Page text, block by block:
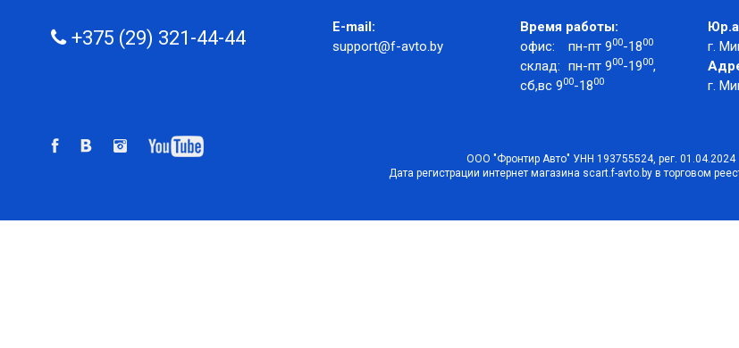
+375 (29) 321-44-44
E-mail:
support@f-avto.by
Время работы:
офис:
пн-пт 900-1800
склад: пн-пт 900-1900,
сб,вс 900-1800
г.
г.
ООО "Фронтир Авто" УНН 193755524, рег. 01.04.2024
Дата регистрации интернет магазина scart.f-avto.by в торговом